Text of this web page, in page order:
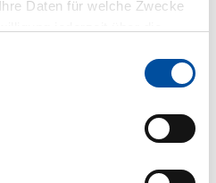
Daten für welche Zwecke
widerrufen
geografische Lage erfassen,